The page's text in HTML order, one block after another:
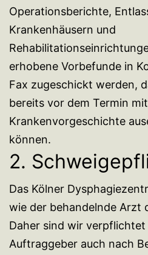
Operationsberichte,
Krankenhäusern und
erhobene Vorbefunde in
Fax zugeschickt werden,
bereits vor dem Termin
Krankenvorgeschichte
können.
2.
Das Kölner
wie der behandelnde Arzt
Daher sind wir verpflichtet
Auftraggeber auch nach